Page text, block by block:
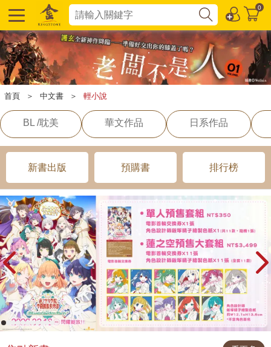
0
首頁 ＞ 中文書 ＞ 輕小說
BL /耽美 華文作品 日系作品
新書出版 預購書 排行榜